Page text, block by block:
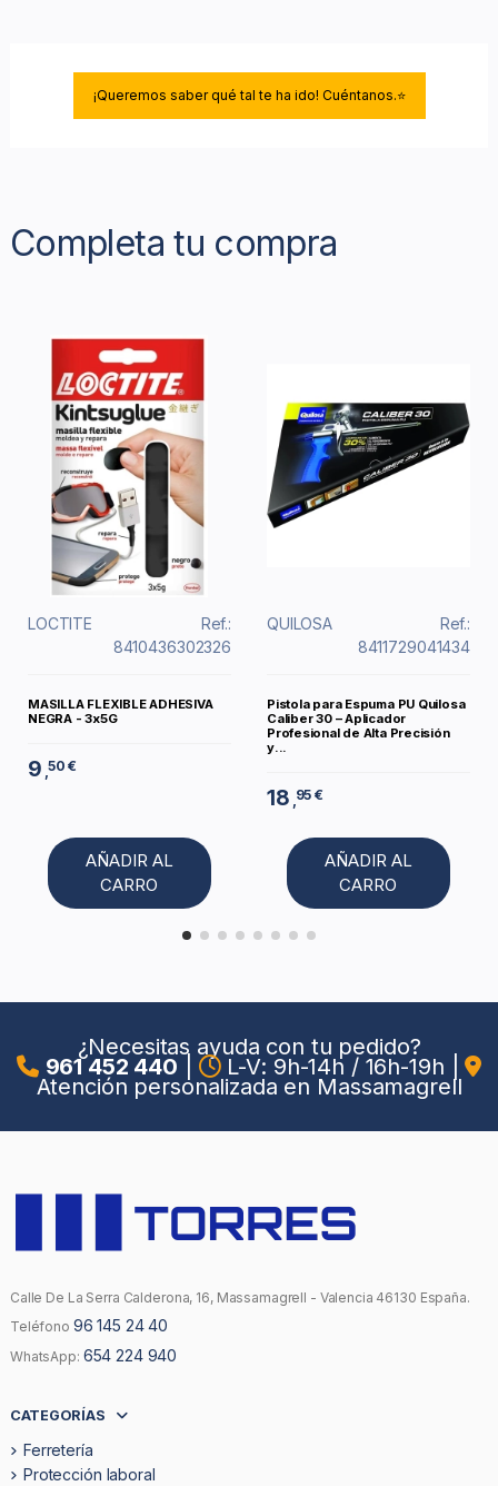
¡Queremos saber qué tal te ha ido! Cuéntanos.⭐
Completa tu compra
LOCTITE
Ref.:
8410436302326
MASILLA FLEXIBLE ADHESIVA
NEGRA - 3x5G
9 ,50 €
AÑADIR AL
CARRO
QUILOSA
Ref.:
8411729041434
Pistola para Espuma PU Quilosa
Caliber 30 – Aplicador
Profesional de Alta Precisión
y...
18 ,95 €
AÑADIR AL
CARRO
¿Necesitas ayuda con tu pedido?
961 452 440 L-V: 9h-14h / 16h-19h
Atención personalizada en Massamagrell
Calle De La Serra Calderona, 16, Massamagrell - Valencia 46130 España.
Teléfono 96 145 24 40
WhatsApp: 654 224 940
CATEGORÍAS
Ferretería
Protección laboral